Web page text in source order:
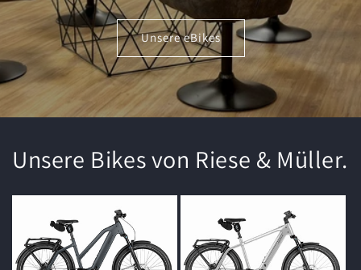
Unsere eBikes
Unsere Bikes von Riese & Müller.